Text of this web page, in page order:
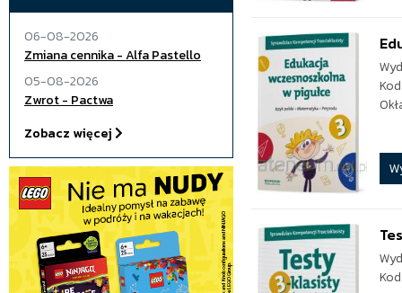
06-08-2026
Zmiana cennika - Alfa Pastello
05-08-2026
Zwrot - Pactwa
Zobacz więcej